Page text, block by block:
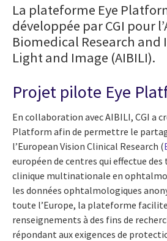
La plateforme Eye
développée par CGI pour
Biomedical Research
Light and Image (AIBILI).
Projet pilote Eye
En collaboration avec AIBILI, CGI a
Platform afin de permettre le
l’European Vision Clinical Research (
européen de centres qui effectue des
clinique multinationale en
les données ophtalmologiques
toute l’Europe, la plateforme
renseignements à des fins de
répondant aux exigences de